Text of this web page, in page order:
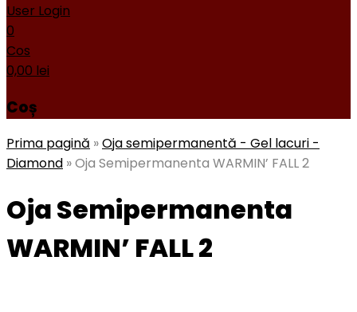
User Login
0
Cos
0,00 lei
Coș
Prima pagină »Oja semipermanentă - Gel lacuri -
Diamond »Oja Semipermanenta WARMIN’ FALL 2
Oja Semipermanenta
WARMIN’ FALL 2